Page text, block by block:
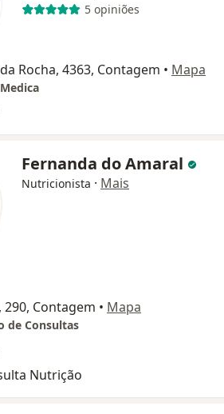
5 opiniões
Rocha, 4363, Contagem • Mapa
Fernanda do Amaral
Nutricionista · Mais
Contagem • Mapa
de Consultas
Nutrição